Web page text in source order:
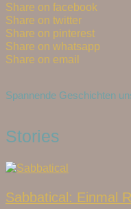
Share on facebook
Share on twitter
Share on pinterest
Share on whatsapp
Share on email
Spannende Geschichten
Stories
Sabbatical: Einmal